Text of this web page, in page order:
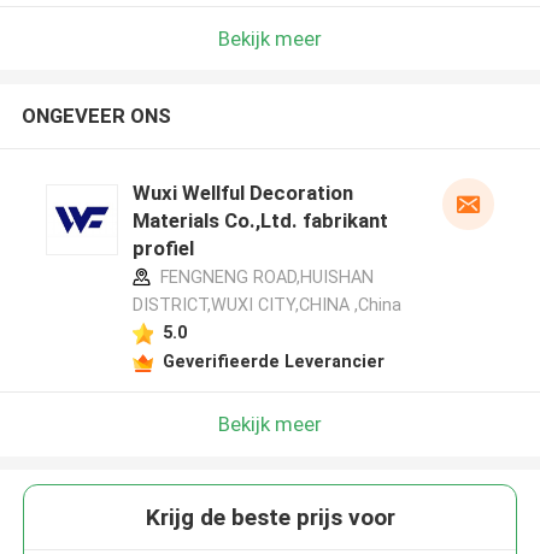
Bekijk meer
ONGEVEER ONS
Wuxi Wellful Decoration
Materials Co.,Ltd. fabrikant
profiel
FENGNENG ROAD,HUISHAN
DISTRICT,WUXI CITY,CHINA ,China
5.0
Geverifieerde Leverancier
Bekijk meer
Krijg de beste prijs voor